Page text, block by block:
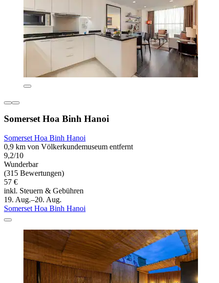
Somerset Hoa Binh Hanoi
Somerset Hoa Binh Hanoi
0,9 km von Völkerkundemuseum entfernt
9,2/10
Wunderbar
(315 Bewertungen)
57 €
inkl. Steuern & Gebühren
19. Aug.–20. Aug.
Somerset Hoa Binh Hanoi